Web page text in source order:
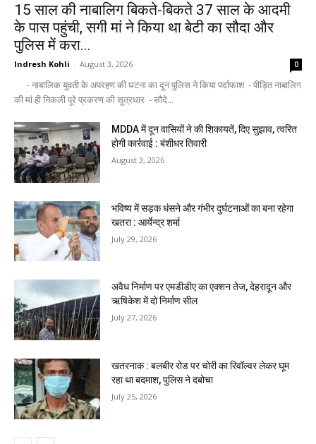
15 साल की नाबालिग बिकते-बिकते 37 साल के आदमी
के पास पहुंची, सगी मां ने किया था बेटी का सौदा और
पुलिस में करा...
Indresh Kohli - August 3, 2026 0
- नाबालिक युवती के अपरहण की घटना का दून पुलिस ने किया पर्दाफाश - पीड़ित नाबालिग
की मां ही निकली पूरे प्रकरण की सूत्रधार - सौदे...
MDDA में दून वासियों ने की शिकायतें, दिए सुझाव, त्वरित
होगी कार्रवाई : बंशीधर तिवारी
August 3, 2026
भविष्य में सड़क धंसने और गंभीर दुर्घटनाओं का बना रहेगा
खतरा : आर्येन्द्र शर्मा
July 29, 2026
अवैध निर्माण पर एमडीडीए का एक्शन तेज, देहरादून और
ऋषिकेश में दो निर्माण सील
July 27, 2026
खतरनाक : बलबीर रोड पर चोरी का रिवॉल्वर लेकर घूम
रहा था बदमाश, पुलिस ने दबोचा
July 25, 2026